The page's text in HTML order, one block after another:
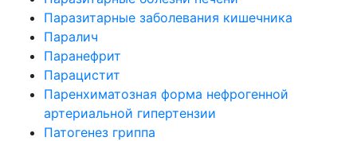
Паразитарные заболевания кишечника
Паралич
Паранефрит
Парацистит
Паренхиматозная форма нефрогенной
артериальной гипертензии
Патогенез гриппа